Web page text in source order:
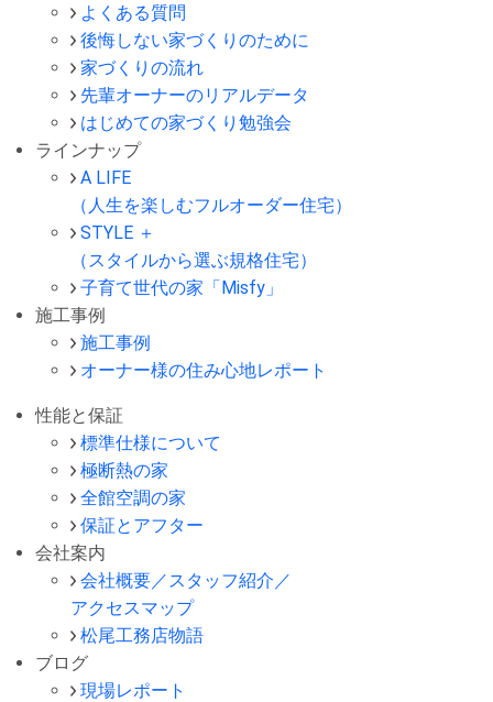
よくある質問
後悔しない家づくりのために
家づくりの流れ
先輩オーナーのリアルデータ
はじめての家づくり勉強会
ラインナップ
A LIFE
（人生を楽しむフルオーダー住宅）
STYLE ＋
（スタイルから選ぶ規格住宅）
子育て世代の家「Misfy」
施工事例
施工事例
オーナー様の住み心地レポート
性能と保証
標準仕様について
極断熱の家
全館空調の家
保証とアフター
会社案内
会社概要／スタッフ紹介／
アクセスマップ
松尾工務店物語
ブログ
現場レポート